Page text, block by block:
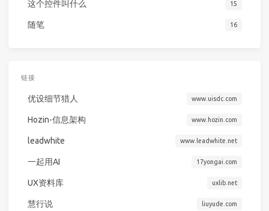
这个控件叫什么 15
随笔 16
链接
优设细节猎人 www.uisdc.com
Hozin-信息架构 www.hozin.com
leadwhite www.leadwhite.net
一起用AI 17yongai.com
UX资料库 uxlib.net
慧行说 liuyude.com